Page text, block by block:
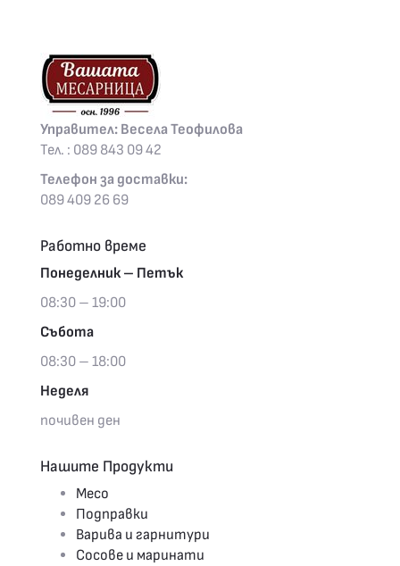
Управител: Весела Теофилова
Тел. : 089 843 09 42
Телефон за доставки:
089 409 26 69
Работно време
Понеделник – Петък
08:30 – 19:00
Събота
08:30 – 18:00
Неделя
почивен ден
Нашите Продукти
Месо
Подправки
Варива и гарнитури
Сосове и маринати